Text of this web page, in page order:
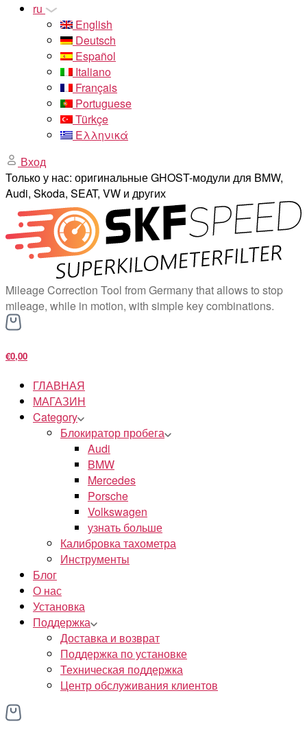
ru
English
Deutsch
Español
Italiano
Français
Portuguese
Türkçe
Ελληνικά
Вход
Только у нас: оригинальные GHOST-модули для BMW,
Audi, Skoda, SEAT, VW и других
Mileage Correction Tool from Germany that allows to stop
mileage, while in motion, with simple key combinations.
€0,00
ГЛАВНАЯ
МАГАЗИН
Category
Блокиратор пробега
Audi
BMW
Mercedes
Porsche
Volkswagen
узнать больше
Калибровка тахометра
Инструменты
Блог
О нас
Установка
Поддержка
Доставка и возврат
Поддержка по установке
Техническая поддержка
Центр обслуживания клиентов